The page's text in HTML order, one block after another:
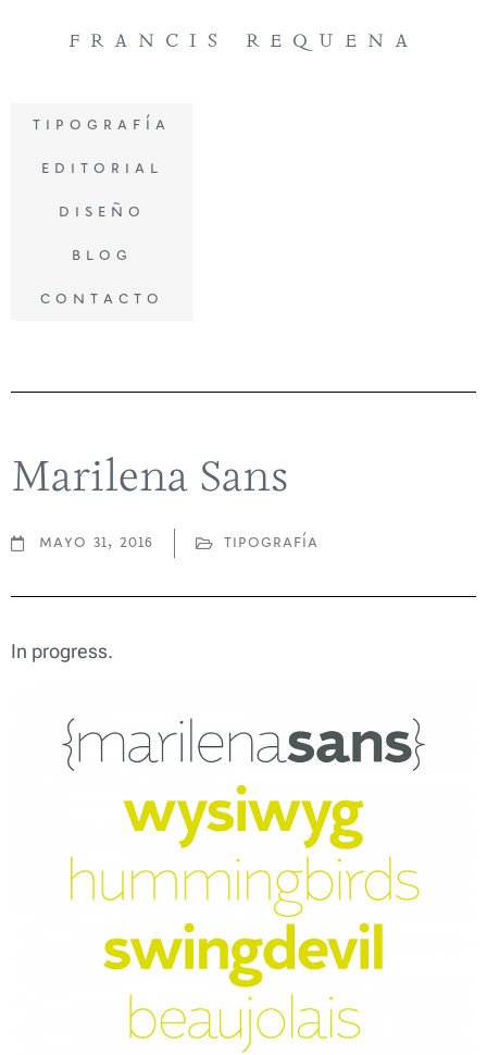
francis requena
tipografía
editorial
diseño
blog
contacto
Marilena Sans
mayo 31, 2016 tipografía
In progress.